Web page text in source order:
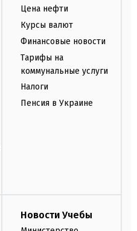
Цена нефти
Курсы валют
Финансовые новости
Тарифы на
коммунальные услуги
Налоги
Пенсия в Украине
Новости Учебы